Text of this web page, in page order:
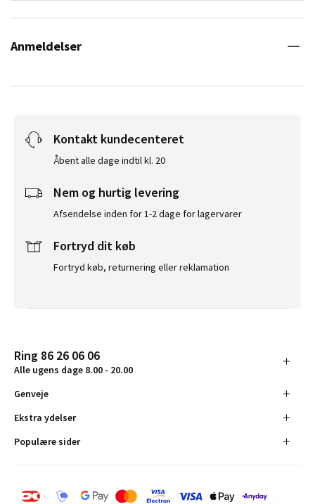
Anmeldelser
Kontakt kundecenteret
Åbent alle dage indtil kl. 20
Nem og hurtig levering
Afsendelse inden for 1-2 dage for lagervarer
Fortryd dit køb
Fortryd køb, returnering eller reklamation
Ring 86 26 06 06
Alle ugens dage 8.00 - 20.00
Genveje
Ekstra ydelser
Populære sider